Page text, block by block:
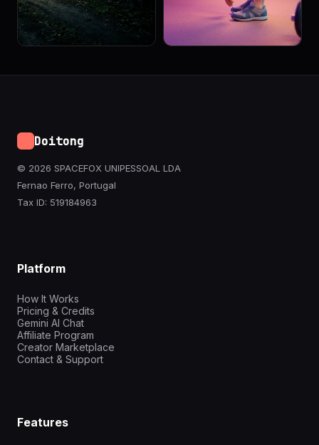
Doitong
© 2026 SPACEFOX UNIPESSOAL LDA
Fernao Ferro, Portugal
Tax ID: 519184963
Platform
How It Works
Pricing & Credits
Gemini AI Chat
Affiliate Program
Creator Marketplace
Contact & Support
Features